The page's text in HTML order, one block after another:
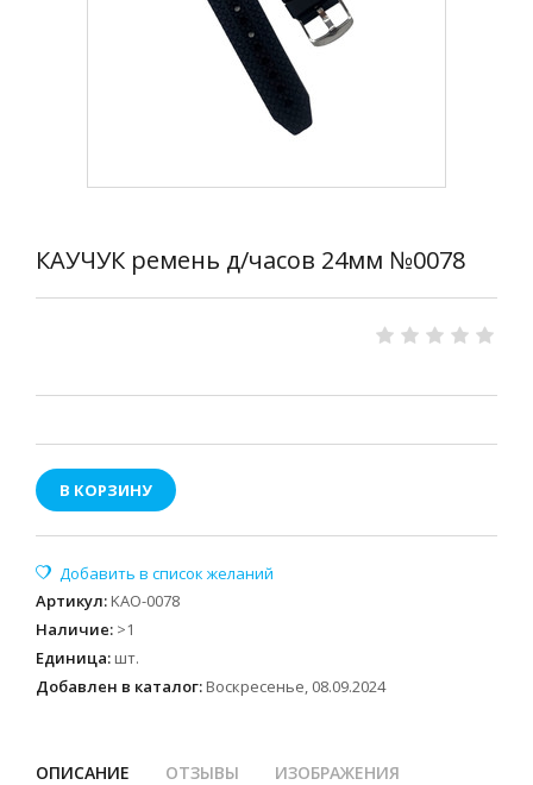
КАУЧУК ремень д/часов 24мм №0078
В КОРЗИНУ
Артикул: KAO-0078
Наличие: >1
Единица: шт.
Добавлен в каталог: Воскресенье, 08.09.2024
ОПИСАНИЕ ОТЗЫВЫ ИЗОБРАЖЕНИЯ